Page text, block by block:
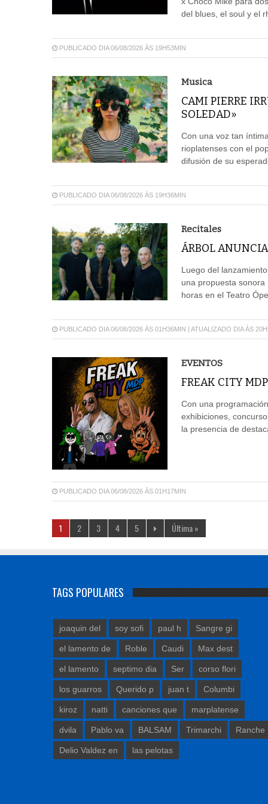
del blues, el soul y el
PUBLICADO DIA 06/08/2026 ÀS 19H53MIN
Musica
CAMI PIERRE
SOLEDAD»
Con una voz tan
rioplatenses con el
difusión de su
PUBLICADO DIA 06/08/2026 ÀS 19H36MIN
Recitales
ÁRBOL
Luego del
una propuesta
horas en el Teatro
PUBLICADO DIA 06/08/2026 ÀS 01H36MIN | ATUALIZADO DIA ÀS
EVENTOS
FREAK CITY
Con una
exhibiciones,
la presencia de
PUBLICADO DIA 06/08/2026 ÀS 01H17MIN
1 2 3 4 5 Última »
TAGS POPULARES
joaquin del soy sofi paul h Sangre gi
el lamento de Roble Caudi Max dest
el lamento septimo dia Ser corso flori
los guarros Querido p juan t Columbi
kiroz natti canciones que marplatense
dvila Pablo va BALSAM Trimarchi Ranche
Delio Valdez en las pelotas